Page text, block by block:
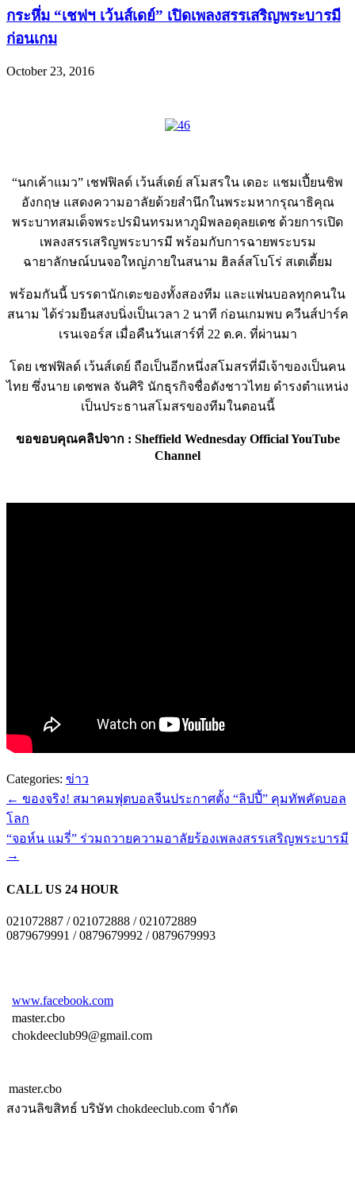
กระหึ่ม “เชฟฯ เว้นส์เดย์” เปิดเพลงสรรเสริญพระบารมี
ก่อนเกม
October 23, 2016
“นกเค้าแมว” เชฟฟิลด์ เว้นส์เดย์ สโมสรใน เดอะ แชมเปี้ยนชิพ
อังกฤษ แสดงความอาลัยด้วยสำนึกในพระมหากรุณาธิคุณ
พระบาทสมเด็จพระปรมินทรมหาภูมิพลอดุลยเดช ด้วยการเปิด
เพลงสรรเสริญพระบารมี พร้อมกับการฉายพระบรม
ฉายาลักษณ์บนจอใหญ่ภายในสนาม ฮิลล์สโบโร่ สเตเดี้ยม
พร้อมกันนี้ บรรดานักเตะของทั้งสองทีม และแฟนบอลทุกคนใน
สนาม ได้ร่วมยืนสงบนิ่งเป็นเวลา 2 นาที ก่อนเกมพบ ควีนส์ปาร์ค
เรนเจอร์ส เมื่อคืนวันเสาร์ที่ 22 ต.ค. ที่ผ่านมา
โดย เชฟฟิลด์ เว้นส์เดย์ ถือเป็นอีกหนึ่งสโมสรที่มีเจ้าของเป็นคน
ไทย ซึ่งนาย เดชพล จันศิริ นักธุรกิจชื่อดังชาวไทย ดำรงตำแหน่ง
เป็นประธานสโมสรของทีมในตอนนี้
ขอขอบคุณคลิปจาก : Sheffield Wednesday Official YouTube
Channel
Categories: ข่าว
← ของจริง! สมาคมฟุตบอลจีนประกาศตั้ง “ลิปปี้” คุมทัพคัดบอล
โลก
“จอห์น แมรี่” ร่วมถวายความอาลัยร้องเพลงสรรเสริญพระบารมี
→
CALL US 24 HOUR
021072887 / 021072888 / 021072889
0879679991 / 0879679992 / 0879679993
www.facebook.com
master.cbo
chokdeeclub99@gmail.com
master.cbo
สงวนลิขสิทธ์ บริษัท chokdeeclub.com จำกัด